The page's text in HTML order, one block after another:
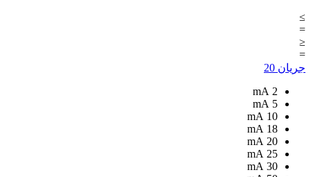
≥
=
≤
=
جریان 20
2
mA
5
mA
10
mA
18
mA
20
mA
25
mA
30
mA